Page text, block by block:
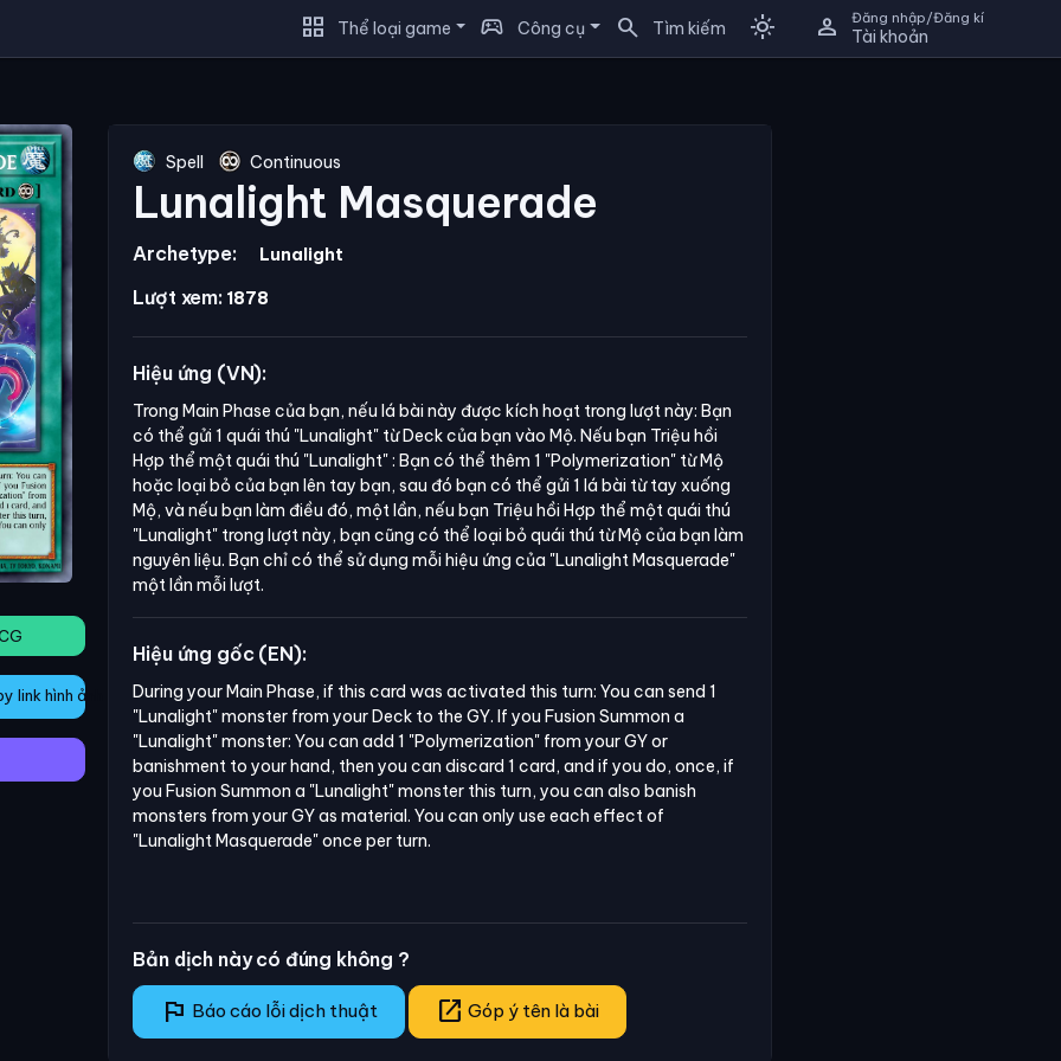
grid_view Thể loại game sports_esports Công cụ search Tìm kiếm light_mode person Đăng nhập/Đăng kí
Tài khoản
link hình ảnh
Spell Continuous
Lunalight Masquerade
Archetype: Lunalight
Lượt xem: 1878
Hiệu ứng (VN):
Trong Main Phase của bạn, nếu lá bài này được kích hoạt trong lượt này: Bạn
có thể gửi 1 quái thú "Lunalight" từ Deck của bạn vào Mộ. Nếu bạn Triệu hồi
Hợp thể một quái thú "Lunalight": Bạn có thể thêm 1 "Polymerization" từ Mộ
hoặc loại bỏ của bạn lên tay bạn, sau đó bạn có thể gửi 1 lá bài từ tay xuống
Mộ, và nếu bạn làm điều đó, một lần, nếu bạn Triệu hồi Hợp thể một quái thú
"Lunalight" trong lượt này, bạn cũng có thể loại bỏ quái thú từ Mộ của bạn làm
nguyên liệu. Bạn chỉ có thể sử dụng mỗi hiệu ứng của "Lunalight Masquerade"
một lần mỗi lượt.
Hiệu ứng gốc (EN):
During your Main Phase, if this card was activated this turn: You can send 1
"Lunalight" monster from your Deck to the GY. If you Fusion Summon a
"Lunalight" monster: You can add 1 "Polymerization" from your GY or
banishment to your hand, then you can discard 1 card, and if you do, once, if
you Fusion Summon a "Lunalight" monster this turn, you can also banish
monsters from your GY as material. You can only use each effect of
"Lunalight Masquerade" once per turn.
Bản dịch này có đúng không ?
flag Báo cáo lỗi dịch thuật open_in_new Góp ý tên là bài